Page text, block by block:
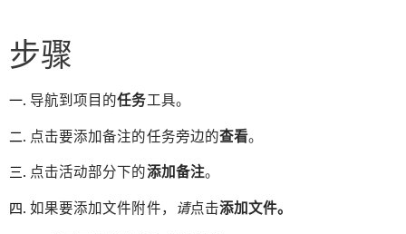
步骤
导航到项目的任务工具。
点击要添加备注的任务旁边的查看。
点击活动部分下的添加备注。
如果要添加文件附件， 请点击添加文件。